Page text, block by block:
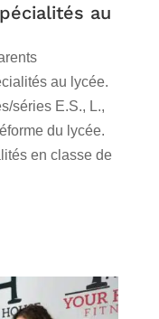
au
au lycée.
séries E.S., L.,
du lycée.
en classe de